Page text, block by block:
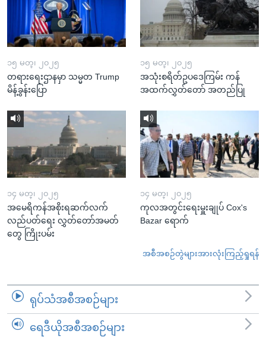
၁၅ မတ္၊ ၂၀၂၅
တရားရေးဌာနမှာ သမ္မတ Trump
မိန့်ခွန်းပြော
၁၅ မတ္၊ ၂၀၂၅
အသုံးစရိတ်ဥပဒေကြမ်း ကန်
အထက်လွှတ်တော် အတည်ပြု
၁၄ မတ္၊ ၂၀၂၅
အမေရိကန်အစိုးရဆက်လက်
လည်ပတ်ရေး လွှတ်တော်အမတ်
တွေ ကြိုးပမ်း
၁၄ မတ္၊ ၂၀၂၅
ကုလအတွင်းရေးမှူးချုပ် Cox's
Bazar ရောက်
အစီအစဉ်တွဲများအားလုံးကြည့်ရှုရန်
ရုပ်သံအစီအစဉ်များ
ရေဒီယိုအစီအစဉ်များ